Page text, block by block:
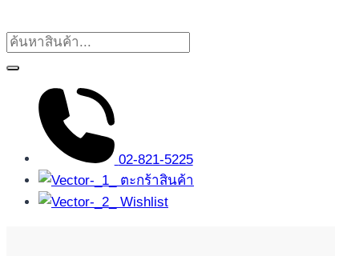
02-821-5225
ตะกร้าสินค้า
Wishlist